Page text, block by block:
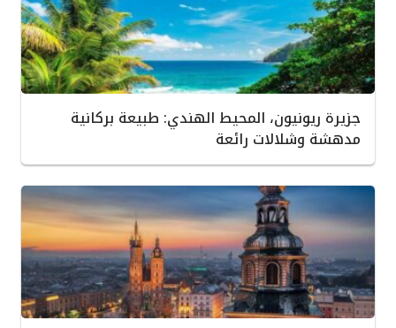
جزيرة ريونيون، المحيط الهندي: طبيعة بركانية
مدهشة وشلالات رائعة